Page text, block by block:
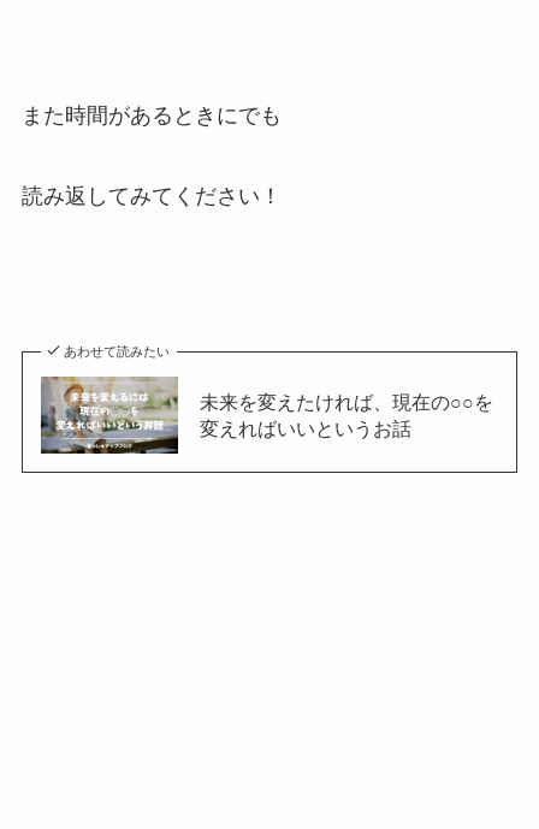
また時間があるときにでも
読み返してみてください！
あわせて読みたい
未来を変えたければ、現在の○○を
変えればいいというお話